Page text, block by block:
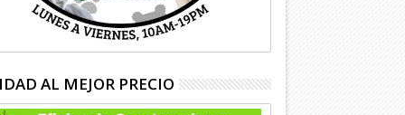
AL MEJOR PRECIO